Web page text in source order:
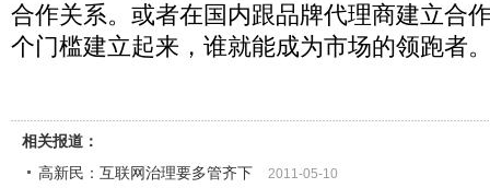
合作关系。或者在国内跟品牌代理商建立合
个门槛建立起来，谁就能成为市场的领跑者
相关报道：
高新民：互联网治理要多管齐下
2011-05-10